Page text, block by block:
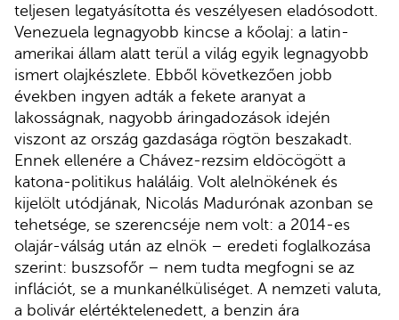
teljesen legatyásította és veszélyesen eladósodott.
Venezuela legnagyobb kincse a kőolaj: a latin-
amerikai állam alatt terül a világ egyik legnagyobb
ismert olajkészlete. Ebből következően jobb
években ingyen adták a fekete aranyat a
lakosságnak, nagyobb áringadozások idején
viszont az ország gazdasága rögtön beszakadt.
Ennek ellenére a Chávez-rezsim eldöcögött a
katona-politikus haláláig. Volt alelnökének és
kijelölt utódjának, Nicolás Madurónak azonban se
tehetsége, se szerencséje nem volt: a 2014-es
olajár-válság után az elnök – eredeti foglalkozása
szerint: buszsofőr – nem tudta megfogni se az
inflációt, se a munkanélküliséget. A nemzeti valuta,
a bolivár elértéktelenedett, a benzin ára